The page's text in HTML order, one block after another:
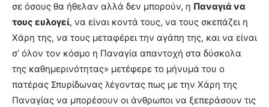
σε όσους θα ήθελαν αλλά δεν μπορούν, η Παναγιά να
τους ευλογεί, να είναι κοντά τους, να τους σκεπάζει η
Χάρη της, να τους μεταφέρει την αγάπη της, και να είναι
σ’ όλον τον κόσμο η Παναγία απαντοχή στα δύσκολα
της καθημερινότητας» μετέφερε το μήνυμά του ο
πατέρας Σπυρίδωνας λέγοντας πως με την Χάρη της
Παναγίας να μπορέσουν οι άνθρωποι να ξεπεράσουν τις